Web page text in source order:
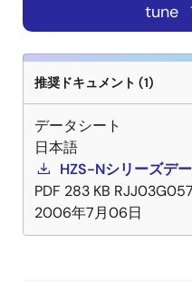
tune
推奨ドキュメント (1)
データシート
日本語
HZS-Nシリーズデ
PDF 283 KB
2006年7月06日